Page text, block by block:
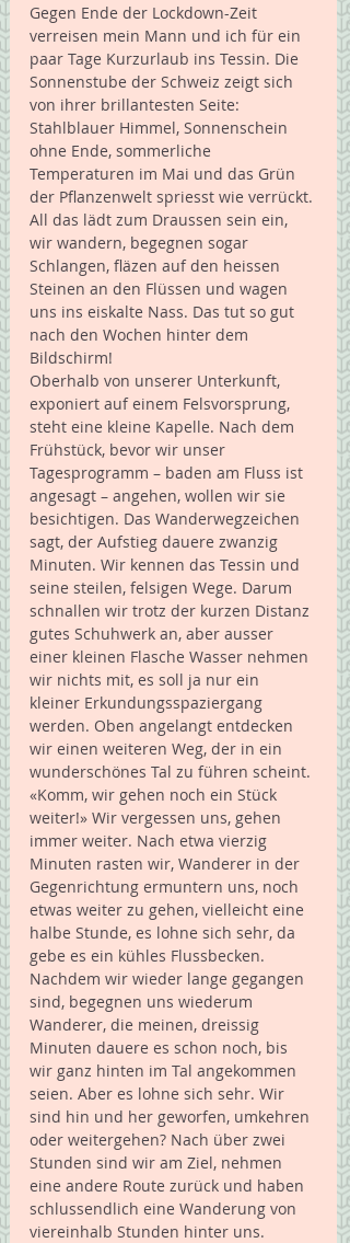
Gegen Ende der Lockdown-Zeit
verreisen mein Mann und ich für ein
paar Tage Kurzurlaub ins Tessin. Die
Sonnenstube der Schweiz zeigt sich
von ihrer brillantesten Seite:
Stahlblauer Himmel, Sonnenschein
ohne Ende, sommerliche
Temperaturen im Mai und das Grün
der Pflanzenwelt spriesst wie verrückt.
All das lädt zum Draussen sein ein,
wir wandern, begegnen sogar
Schlangen, fläzen auf den heissen
Steinen an den Flüssen und wagen
uns ins eiskalte Nass. Das tut so gut
nach den Wochen hinter dem
Bildschirm!
Oberhalb von unserer Unterkunft,
exponiert auf einem Felsvorsprung,
steht eine kleine Kapelle. Nach dem
Frühstück, bevor wir unser
Tagesprogramm – baden am Fluss ist
angesagt – angehen, wollen wir sie
besichtigen. Das Wanderwegzeichen
sagt, der Aufstieg dauere zwanzig
Minuten. Wir kennen das Tessin und
seine steilen, felsigen Wege. Darum
schnallen wir trotz der kurzen Distanz
gutes Schuhwerk an, aber ausser
einer kleinen Flasche Wasser nehmen
wir nichts mit, es soll ja nur ein
kleiner Erkundungsspaziergang
werden. Oben angelangt entdecken
wir einen weiteren Weg, der in ein
wunderschönes Tal zu führen scheint.
«Komm, wir gehen noch ein Stück
weiter!» Wir vergessen uns, gehen
immer weiter. Nach etwa vierzig
Minuten rasten wir, Wanderer in der
Gegenrichtung ermuntern uns, noch
etwas weiter zu gehen, vielleicht eine
halbe Stunde, es lohne sich sehr, da
gebe es ein kühles Flussbecken.
Nachdem wir wieder lange gegangen
sind, begegnen uns wiederum
Wanderer, die meinen, dreissig
Minuten dauere es schon noch, bis
wir ganz hinten im Tal angekommen
seien. Aber es lohne sich sehr. Wir
sind hin und her geworfen, umkehren
oder weitergehen? Nach über zwei
Stunden sind wir am Ziel, nehmen
eine andere Route zurück und haben
schlussendlich eine Wanderung von
viereinhalb Stunden hinter uns.